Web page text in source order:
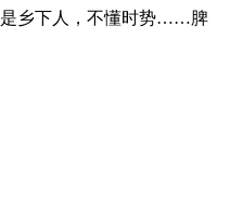
是乡下人，不懂时势……脾